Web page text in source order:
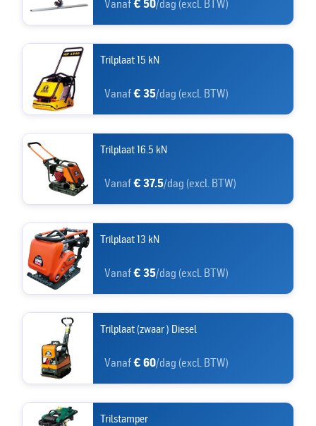
Vanaf€ 50/dag (excl. BTW)
Trilplaat 15 kN
Vanaf€ 35/dag (excl. BTW)
Trilplaat 16.5 kN
Vanaf€ 37.5/dag (excl. BTW)
Trilplaat 13 kN
Vanaf€ 35/dag (excl. BTW)
Trilplaat (zwaar ) Diesel
Vanaf€ 60/dag (excl. BTW)
Trilstamper